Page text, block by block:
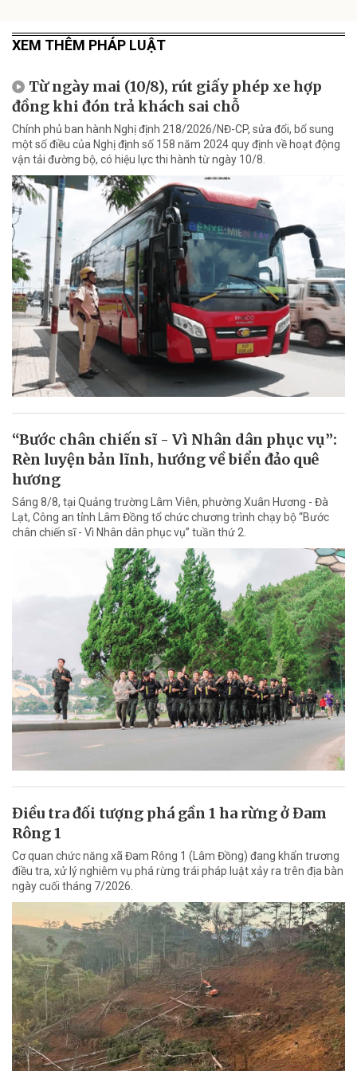
XEM THÊM PHÁP LUẬT
Từ ngày mai (10/8), rút giấy phép xe hợp
đồng khi đón trả khách sai chỗ
Chính phủ ban hành Nghị định 218/2026/NĐ-CP, sửa đổi, bổ sung
một số điều của Nghị định số 158 năm 2024 quy định về hoạt động
vận tải đường bộ, có hiệu lực thi hành từ ngày 10/8.
“Bước chân chiến sĩ - Vì Nhân dân phục vụ”:
Rèn luyện bản lĩnh, hướng về biển đảo quê
hương
Sáng 8/8, tại Quảng trường Lâm Viên, phường Xuân Hương - Đà
Lạt, Công an tỉnh Lâm Đồng tổ chức chương trình chạy bộ “Bước
chân chiến sĩ - Vì Nhân dân phục vụ” tuần thứ 2.
Điều tra đối tượng phá gần 1 ha rừng ở Đam
Rông 1
Cơ quan chức năng xã Đam Rông 1 (Lâm Đồng) đang khẩn trương
điều tra, xử lý nghiêm vụ phá rừng trái pháp luật xảy ra trên địa bàn
ngày cuối tháng 7/2026.